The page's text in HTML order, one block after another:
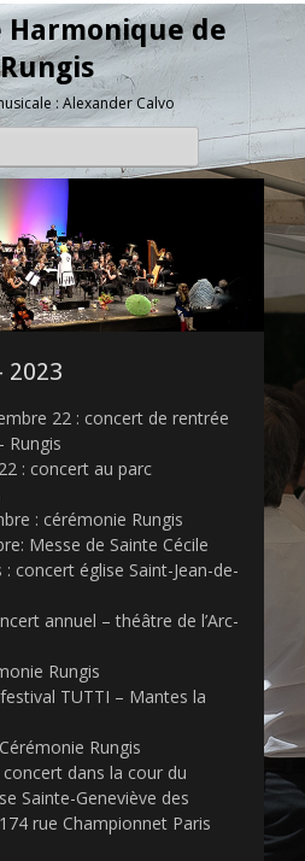
Harmonique de
Rungis
: Alexander Calvo
2023
22 : concert de rentrée
Rungis
: concert au parc
: cérémonie Rungis
Messe de Sainte Cécile
concert église Saint-Jean-de-
annuel – théâtre de l’Arc-
Rungis
TUTTI – Mantes la
Rungis
dans la cour du
Sainte-Geneviève des
rue Championnet Paris